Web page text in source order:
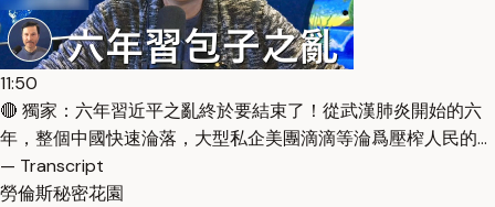
11:50
🔴 獨家：六年習近平之亂終於要結束了！從武漢肺炎開始的六
年，整個中國快速淪落，大型私企美團滴滴等淪爲壓榨人民的…
— Transcript
勞倫斯秘密花園